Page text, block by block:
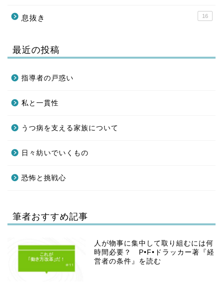
息抜き 16
最近の投稿
指導者の戸惑い
私と一貫性
うつ病を支える家族について
日々紡いでいくもの
恐怖と挑戦心
筆者おすすめ記事
人が物事に集中して取り組むには何
時間必要？ P•F•ドラッカー著『経
営者の条件』を読む